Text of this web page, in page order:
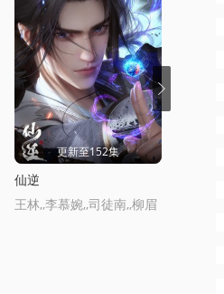
更新至152集
仙逆
王林,,李慕婉,,司徒南,,柳眉